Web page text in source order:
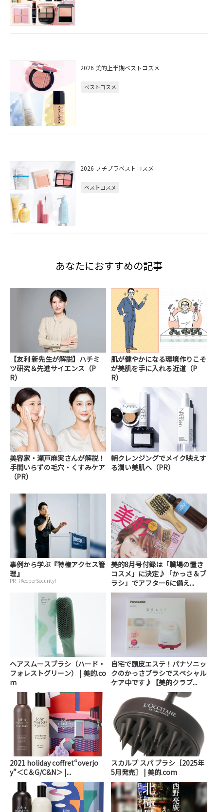
2026 美的上半期ベストコスメ
ベストコスメ
2026 プチプラベストコスメ
ベストコスメ
あなたにおすすめの記事
【友利 新先生が解説】ハチミ
ツ研究＆先進サイエンス（P
R）
肌が健やかになる環境作りこそ
が美肌を手に入れる近道（P
R）
美容家・瀬戸麻実さんが解説！
手間いらずの毛穴・くすみケア
（PR）
朝クレンジングでメイク映えす
る潤い美肌へ（PR）
事例から学ぶ『特権アクセス管
理』
PR（KeeperSecurity）
美的8月号付録は「職場の置き
コスメ」に決定♪「かっさ＆ブ
ラシ」でアフター6に備え...
ヘアスムースブラシ（ハード・
フォレストグリーン） | 美的.co
m
自宅で頭皮エステ！パナソニッ
クのかっさブラシでスペシャル
ケア中です♪【美的クラブ...
2021 holiday coffret“overjo
y”＜C＆G/C&N＞ |...
スカルプ スパ ブラシ［2025年
5月発売］ | 美的.com